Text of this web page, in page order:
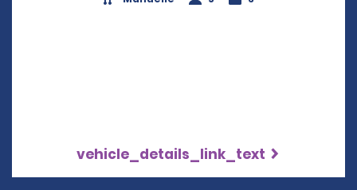
vehicle_details_link_text